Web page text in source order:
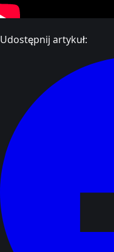
Udostępnij artykuł: